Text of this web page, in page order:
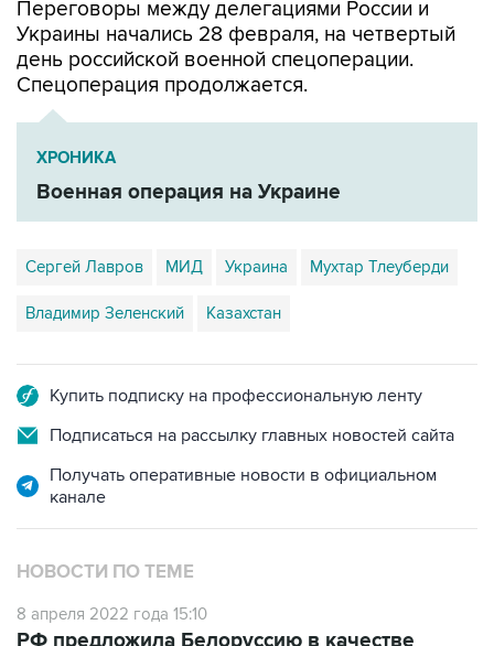
день российской военной спецоперации.
Спецоперация продолжается.
ХРОНИКА
Военная операция на Украине
Сергей Лавров МИД Украина Мухтар Тлеуберди
Владимир Зеленский Казахстан
Подписаться на рассылку главных новостей сайта
Получать оперативные новости в официальном
НОВОСТИ ПО ТЕМЕ
8 апреля 2022 года 15:10
страны-гаранта безопасности Украины